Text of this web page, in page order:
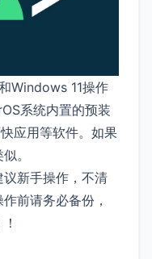
Windows 11操作
系统内置的预装
应用等软件。如果
。
新手操作，不清
前请务必备份，